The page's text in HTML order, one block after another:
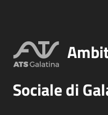
Sociale di